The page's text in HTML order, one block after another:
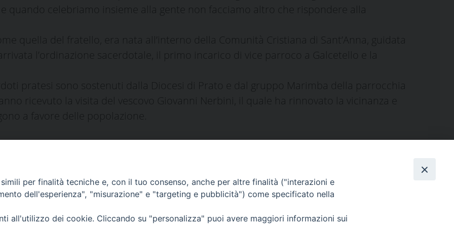
quando celebriamo insieme alla gente non facciamo altro che rispondere alla
quella del fratello, era nata all’interno della Comunità Cristiana di Sant’Anna, guidata
l’ordinazione sacerdotale, il primo incarico di vice parroco a Galcetello e la
pratesi sono sostenuti dalla Diocesi di Prato e dal gruppo Marimba della parrocchia
ricevuto la visita del vescovo Giovanni Nerbini, il quale ha rinnovato la vicinanza e
a favore delle popolazione.
per finalità tecniche e, con il tuo consenso, anche per altre finalità ("interazioni e
dell'esperienza", "misurazione" e "targeting e pubblicità") come specificato nella
all'utilizzo dei cookie. Cliccando su "personalizza" puoi avere maggiori informazioni sui